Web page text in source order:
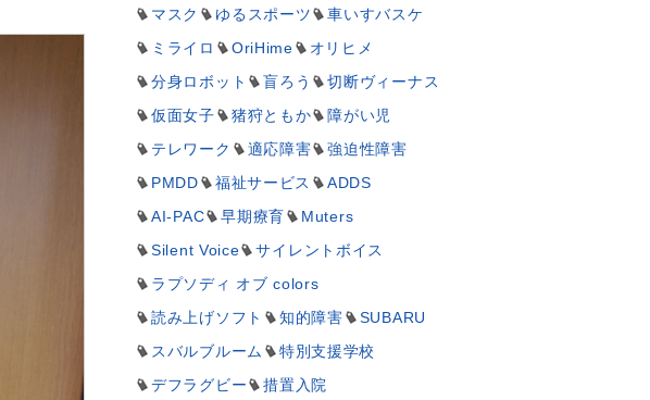
マスク
ゆるスポーツ
車いすバスケ
ミライロ
OriHime
オリヒメ
分身ロボット
盲ろう
切断ヴィーナス
仮面女子
猪狩ともか
障がい児
テレワーク
適応障害
強迫性障害
PMDD
福祉サービス
ADDS
AI-PAC
早期療育
Muters
Silent Voice
サイレントボイス
ラプソディ オブ colors
読み上げソフト
知的障害
SUBARU
スバルブルーム
特別支援学校
デフラグビー
措置入院